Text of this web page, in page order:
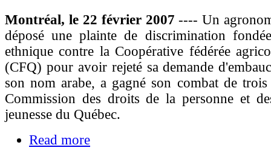
Montréal, le 22 février 2007 ---- Un
déposé une plainte de discrimination
ethnique contre la Coopérative fédérée
(CFQ) pour avoir rejeté sa demande
son nom arabe, a gagné son combat de
Commission des droits de la personne et
jeunesse du Québec.
Read more